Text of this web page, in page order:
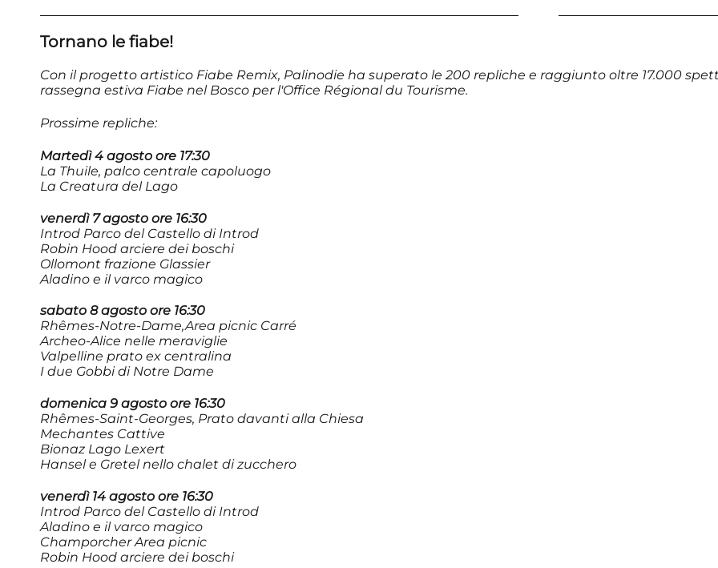
Tornano le fiabe!
Con il progetto artistico Fiabe Remix, Palinodie ha superato le 200 repliche e raggiunto oltre 17.000
rassegna estiva Fiabe nel Bosco per l'Office Régional du Tourisme.
Prossime repliche:
Martedì 4 agosto ore 17:30
La Thuile, palco centrale capoluogo
La Creatura del Lago
venerdì 7 agosto ore 16:30
Introd Parco del Castello di Introd
Robin Hood arciere dei boschi
Ollomont frazione Glassier
Aladino e il varco magico
sabato 8 agosto ore 16:30
Rhêmes-Notre-Dame,Area picnic Carré
Archeo-Alice nelle meraviglie
Valpelline prato ex centralina
I due Gobbi di Notre Dame
domenica 9 agosto ore 16:30
Rhêmes-Saint-Georges, Prato davanti alla Chiesa
Mechantes Cattive
Bionaz Lago Lexert
Hansel e Gretel nello chalet di zucchero
venerdì 14 agosto ore 16:30
Introd Parco del Castello di Introd
Aladino e il varco magico
Champorcher Area picnic
Robin Hood arciere dei boschi